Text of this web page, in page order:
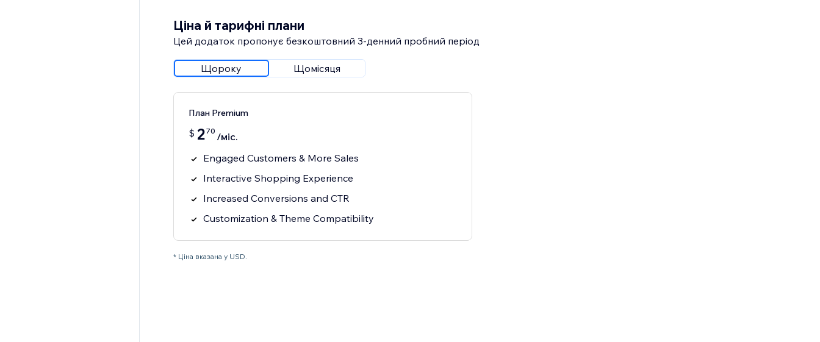
Ціна й тарифні плани
Цей додаток пропонує безкоштовний 3‑денний пробний період
Щороку Щомісяця
План Premium
$ 270 /міс.
Engaged Customers & More Sales
Interactive Shopping Experience
Increased Conversions and CTR
Customization & Theme Compatibility
* Ціна вказана у USD.